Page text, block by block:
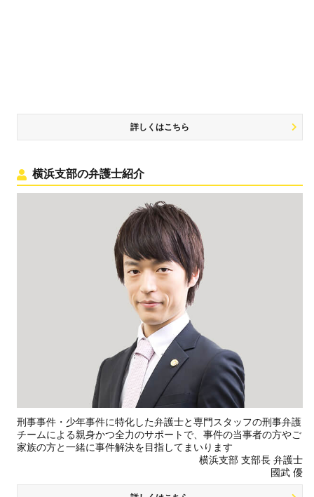
詳しくはこちら
横浜支部の弁護士紹介
刑事事件・少年事件に特化した弁護士と専門スタッフの刑事弁護
チームによる親身かつ全力のサポートで、事件の当事者の方やご
家族の方と一緒に事件解決を目指してまいります
横浜支部 支部長 弁護士
國武 優